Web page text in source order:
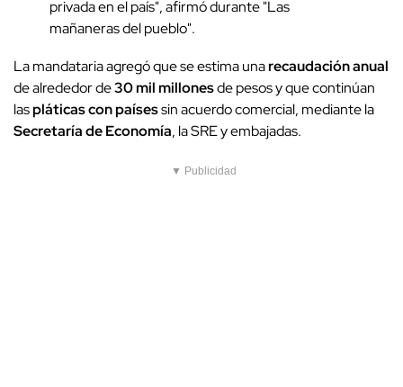
privada en el país", afirmó durante "Las
mañaneras del pueblo".
La mandataria agregó que se estima unarecaudación anual
de alrededor de30 mil millonesde pesos y que continúan
laspláticas con paísessin acuerdo comercial, mediante la
Secretaría de Economía, la SRE y embajadas.
▼ Publicidad